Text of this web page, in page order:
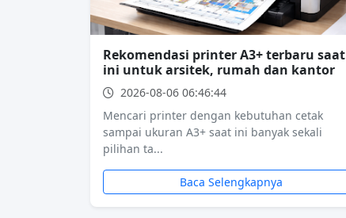
Rekomendasi printer A3+ terbaru saat
ini untuk arsitek, rumah dan kantor
2026-08-06 06:46:44
Mencari printer dengan kebutuhan cetak
sampai ukuran A3+ saat ini banyak sekali
pilihan ta...
Baca Selengkapnya